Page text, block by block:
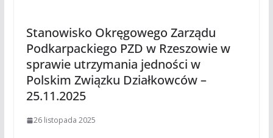
Stanowisko Okręgowego Zarządu
Podkarpackiego PZD w Rzeszowie w
sprawie utrzymania jedności w
Polskim Związku Działkowców –
25.11.2025
26 listopada 2025